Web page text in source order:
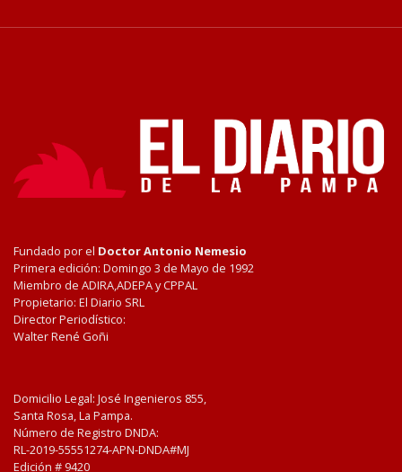
Fundado por el Doctor Antonio Nemesio
Primera edición: Domingo 3 de Mayo de 1992
Miembro de ADIRA,ADEPA y CPPAL
Propietario: El Diario SRL
Director Periodístico:
Walter René Goñi
Domicilio Legal: José Ingenieros 855,
Santa Rosa, La Pampa.
Número de Registro DNDA:
RL-2019-55551274-APN-DNDA#MJ
Edición # 9420